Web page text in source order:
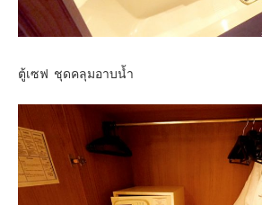
ตู้เซฟ ชุดคลุมอาบน้ำ